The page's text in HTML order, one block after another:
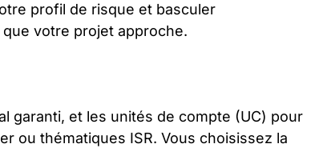
profil de risque et basculer
votre projet approche.
garanti, et les unités de compte (UC) pour
ou thématiques ISR. Vous choisissez la